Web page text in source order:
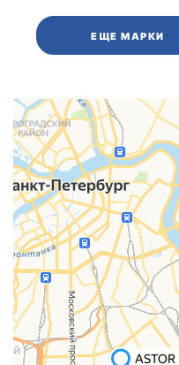
ЕЩЕ МАРКИ